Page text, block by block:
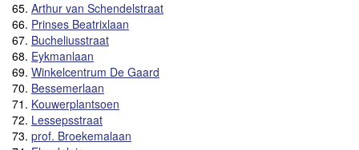
65. Arthur van Schendelstraat
66. Prinses Beatrixlaan
67. Bucheliusstraat
68. Eykmanlaan
69. Winkelcentrum De Gaard
70. Bessemerlaan
71. Kouwerplantsoen
72. Lessepsstraat
73. prof. Broekemalaan